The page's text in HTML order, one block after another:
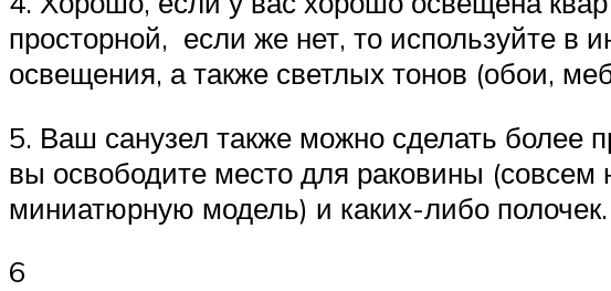
просторной, если же нет, то используйте в
освещения, а также светлых тонов (обои,
5. Ваш санузел также можно сделать более
вы освободите место для раковины
миниатюрную модель) и каких-либо полочек.
6